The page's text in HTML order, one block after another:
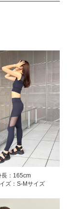
長：165cm
ズ：S-Mサイズ